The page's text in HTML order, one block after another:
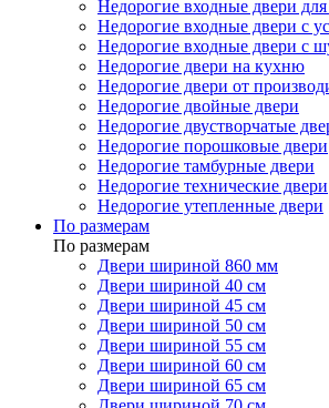
Недорогие входные двери
Недорогие входные двери с
Недорогие входные двери с
Недорогие двери на кухню
Недорогие двери от
Недорогие двойные двери
Недорогие двустворчатые
Недорогие порошковые двери
Недорогие тамбурные двери
Недорогие технические двери
Недорогие утепленные двери
По размерам
По размерам
Двери шириной 860 мм
Двери шириной 40 см
Двери шириной 45 см
Двери шириной 50 см
Двери шириной 55 см
Двери шириной 60 см
Двери шириной 65 см